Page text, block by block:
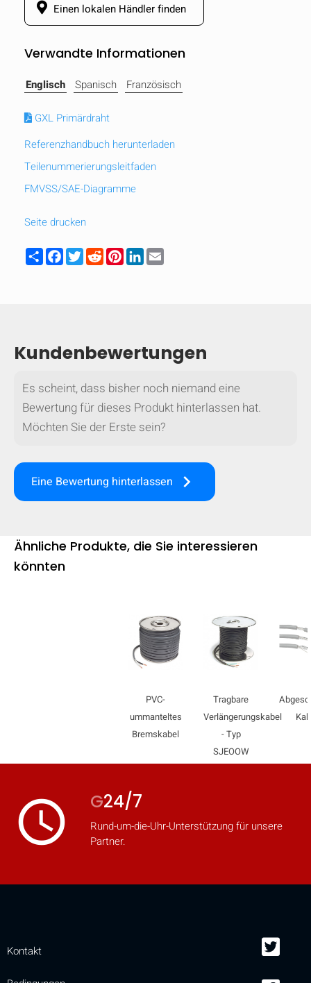
[MISSING:
mobile_display_warn Please
turn your phone to ]
Einen lokalen Händler finden
Verwandte Informationen
Englisch Spanisch Französisch
GXL Primärdraht
Referenzhandbuch herunterladen
Teilenummerierungsleitfaden
FMVSS/SAE-Diagramme
Seite drucken
ShareFacebook
TwitterRedditPinterest
LinkedIn
Kundenbewertungen
Es scheint, dass bisher noch niemand eine
Bewertung für dieses Produkt hinterlassen hat.
Möchten Sie der Erste sein?
Eine Bewertung hinterlassen keyboard_arrow_right
Ähnliche Produkte, die Sie interessieren
könnten
PVC-
ummanteltes
Bremskabel
Tragbare
Verlängerungskabel
- Typ
SJEOOW
access_time G24/7
Rund-um-die-Uhr-Unterstützung für unsere
Partner.
Kontakt